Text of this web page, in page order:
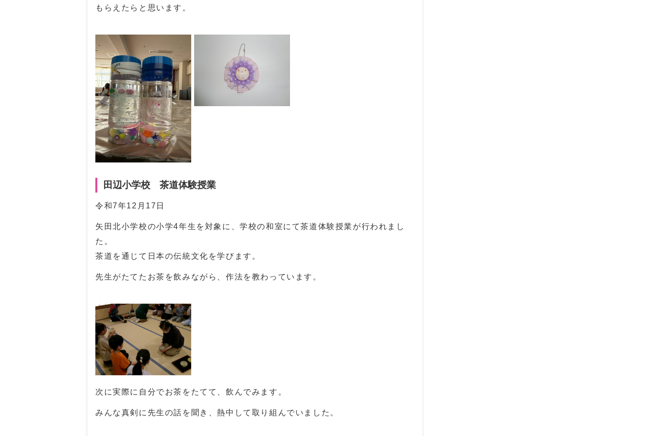
もらえたらと思います。
田辺小学校 茶道体験授業
令和7年12月17日
矢田北小学校の小学4年生を対象に、学校の和室にて茶道体験授業が行われまし
た。
茶道を通じて日本の伝統文化を学びます。
先生がたてたお茶を飲みながら、作法を教わっています。
次に実際に自分でお茶をたてて、飲んでみます。
みんな真剣に先生の話を聞き、熱中して取り組んでいました。